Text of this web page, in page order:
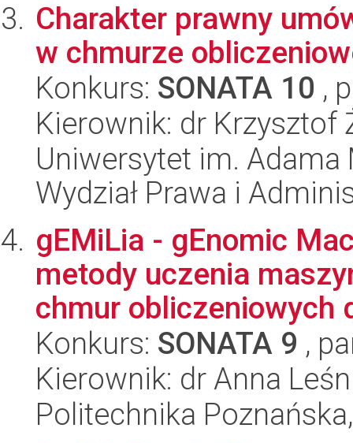
Charakter prawny
w chmurze
Konkurs: SONATA 10 ,
Kierownik: dr Krzysztof
Uniwersytet im.
Wydział Prawa i
gEMiLia - gEnomic
metody uczenia
chmur obliczeniowych
Konkurs: SONATA 9 ,
Kierownik: dr Anna
Politechnika